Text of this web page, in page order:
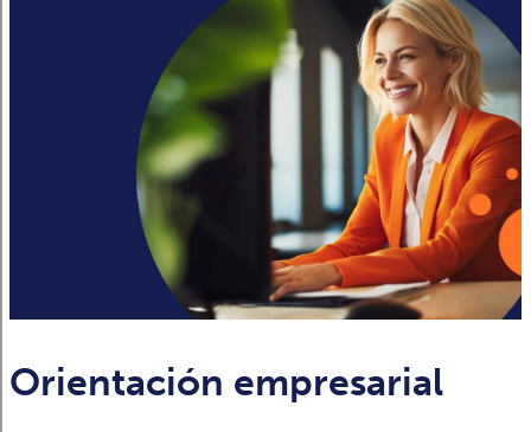
Orientación empresarial